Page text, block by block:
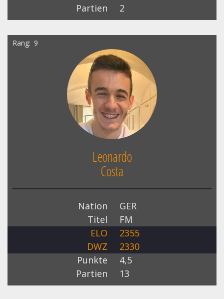
Partien
2
Rang 9
Leonardo
Costa
Nation
GER
Titel
FM
ELO
2355
DWZ
2330
Punkte
4,5
Partien
13